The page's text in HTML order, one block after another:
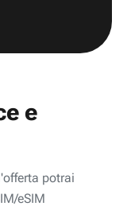
e
potrai
eSIM